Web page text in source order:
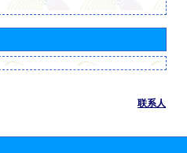
联系人